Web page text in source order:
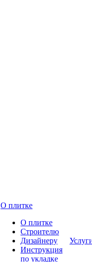
О плитке
О плитке
Строителю
Дизайнеру
Инструкция
по укладке